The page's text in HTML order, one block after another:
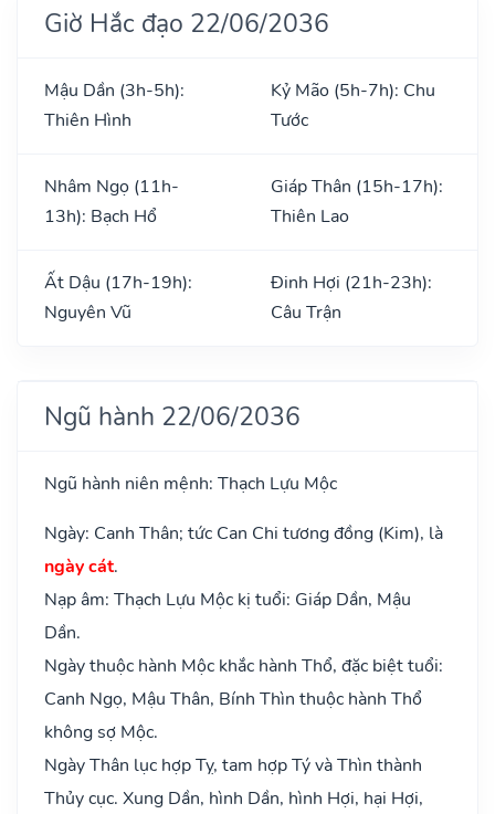
Giờ Hắc đạo 22/06/2036
Mậu Dần (3h-5h):
Thiên Hình
Kỷ Mão (5h-7h): Chu
Tước
Nhâm Ngọ (11h-
13h): Bạch Hổ
Giáp Thân (15h-17h):
Thiên Lao
Ất Dậu (17h-19h):
Nguyên Vũ
Đinh Hợi (21h-23h):
Câu Trận
Ngũ hành 22/06/2036
Ngũ hành niên mệnh: Thạch Lựu Mộc
Ngày: Canh Thân; tức Can Chi tương đồng (Kim), là
ngày cát.
Nạp âm: Thạch Lựu Mộc kị tuổi: Giáp Dần, Mậu
Dần.
Ngày thuộc hành Mộc khắc hành Thổ, đặc biệt tuổi:
Canh Ngọ, Mậu Thân, Bính Thìn thuộc hành Thổ
không sợ Mộc.
Ngày Thân lục hợp Tỵ, tam hợp Tý và Thìn thành
Thủy cục. Xung Dần, hình Dần, hình Hợi, hại Hợi,